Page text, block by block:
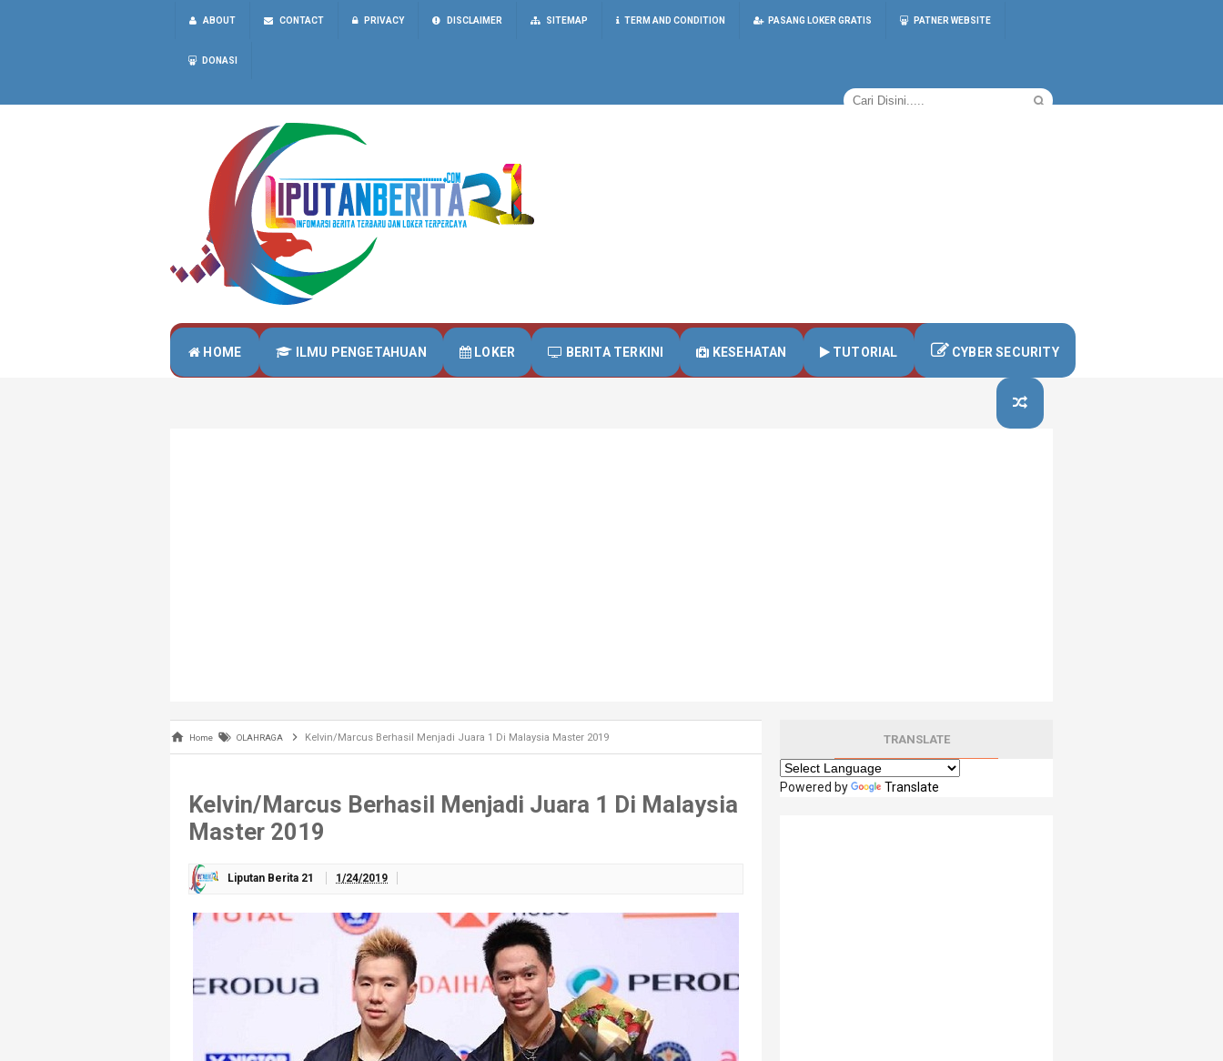
ABOUT CONTACT PRIVACY DISCLAIMER SITEMAP TERM AND CONDITION PASANG LOKER GRATIS PATNER WEBSITE
DONASI
HOME ILMU PENGETAHUAN LOKER BERITA TERKINI KESEHATAN TUTORIAL CYBER SECURITY
Home OLAHRAGA Kelvin/Marcus Berhasil Menjadi Juara 1 Di Malaysia Master 2019
Kelvin/Marcus Berhasil Menjadi Juara 1 Di Malaysia
Master 2019
Liputan Berita 21 1/24/2019
TRANSLATE
Powered by Translate